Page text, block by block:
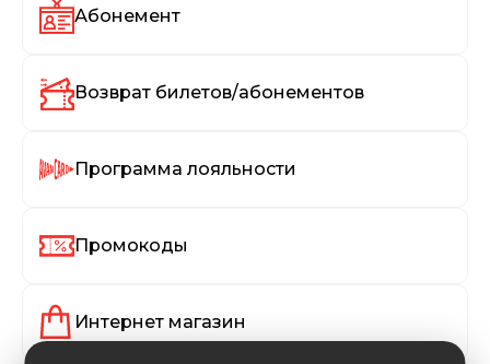
Абонемент
Возврат билетов/абонементов
Программа лояльности
Промокоды
Интернет магазин